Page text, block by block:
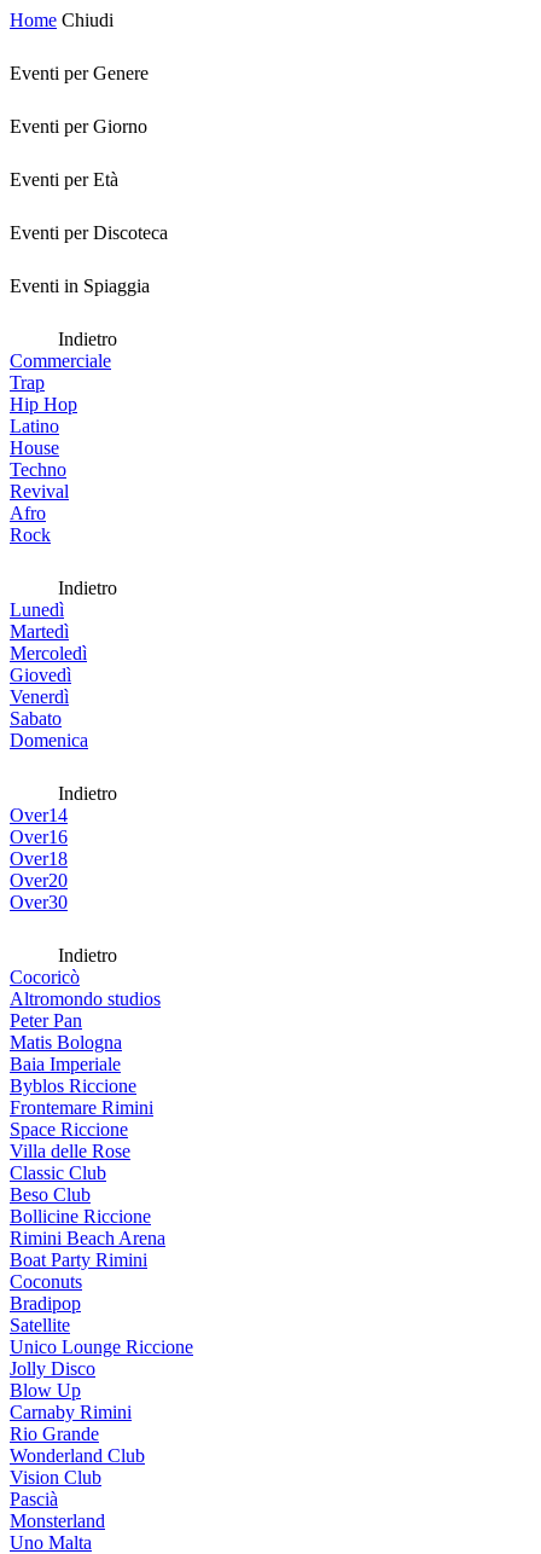
Home Chiudi
Eventi per Genere
Eventi per Giorno
Eventi per Età
Eventi per Discoteca
Eventi in Spiaggia
Indietro
Commerciale
Trap
Hip Hop
Latino
House
Techno
Revival
Afro
Rock
Indietro
Lunedì
Martedì
Mercoledì
Giovedì
Venerdì
Sabato
Domenica
Indietro
Over14
Over16
Over18
Over20
Over30
Indietro
Cocoricò
Altromondo studios
Peter Pan
Matis Bologna
Baia Imperiale
Byblos Riccione
Frontemare Rimini
Space Riccione
Villa delle Rose
Classic Club
Beso Club
Bollicine Riccione
Rimini Beach Arena
Boat Party Rimini
Coconuts
Bradipop
Satellite
Unico Lounge Riccione
Jolly Disco
Blow Up
Carnaby Rimini
Rio Grande
Wonderland Club
Vision Club
Pascià
Monsterland
Uno Malta